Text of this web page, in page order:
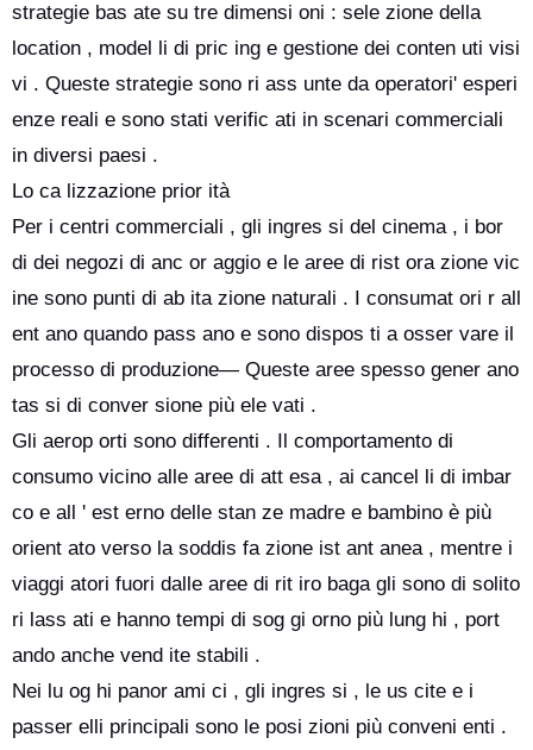
strategie bas ate su tre dimensi oni : sele zione della
location , model li di pric ing e gestione dei conten uti visi
vi . Queste strategie sono ri ass unte da operatori' esperi
enze reali e sono stati verific ati in scenari commerciali
in diversi paesi .
Lo ca lizzazione prior ità
Per i centri commerciali , gli ingres si del cinema , i bor
di dei negozi di anc or aggio e le aree di rist ora zione vic
ine sono punti di ab ita zione naturali . I consumat ori r all
ent ano quando pass ano e sono dispos ti a osser vare il
processo di produzione— Queste aree spesso gener ano
tas si di conver sione più ele vati .
Gli aerop orti sono differenti . Il comportamento di
consumo vicino alle aree di att esa , ai cancel li di imbar
co e all ' est erno delle stan ze madre e bambino è più
orient ato verso la soddis fa zione ist ant anea , mentre i
viaggi atori fuori dalle aree di rit iro baga gli sono di solito
ri lass ati e hanno tempi di sog gi orno più lung hi , port
ando anche vend ite stabili .
Nei lu og hi panor ami ci , gli ingres si , le us cite e i
passer elli principali sono le posi zioni più conveni enti .